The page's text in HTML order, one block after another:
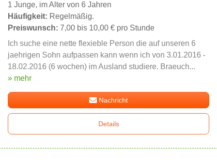
1 Junge, im Alter von 6 Jahren
Häufigkeit: Regelmäßig.
Preiswunsch: 7,00 bis 10,00 € pro Stunde
Ich suche eine nette flexieble Person die auf unseren 6
jaehrigen Sohn aufpassen kann wenn ich von 3.01.2016 -
18.02.2016 (6 wochen) im Ausland studiere. Braeuch...
» mehr
Nachricht
Details